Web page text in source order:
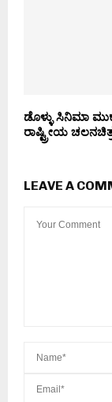
ಡೊಳ್ಳು ಸಿನಿಮಾ
ರಾಷ್ಟ್ರೀಯ
LEAVE A